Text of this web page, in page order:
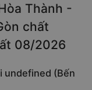
Thành -
chất
08/2026
undefined (Bến